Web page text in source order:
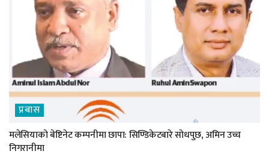
प्रबास
मलेसियाको बेष्टिनेट कम्पनीमा छापा: सिण्डिकेटबारे सोधपुछ, अमिन उच्च
निगरानीमा